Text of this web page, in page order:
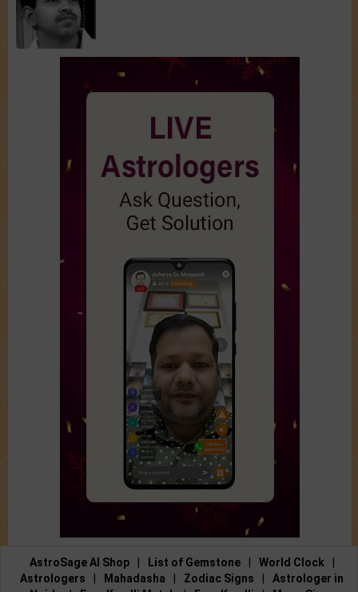
AstroSage AI Shop List of Gemstone World Clock
Astrologers
Mahadasha Zodiac Signs
Astrologer in